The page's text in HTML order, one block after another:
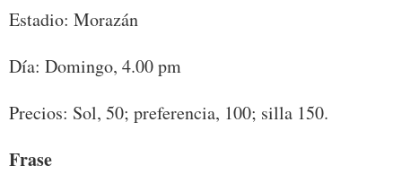
Estadio: Morazán
Día: Domingo, 4.00 pm
Precios: Sol, 50; preferencia, 100; silla 150.
Frase